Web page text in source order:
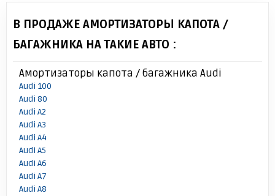
В ПРОДАЖЕ АМОРТИЗАТОРЫ КАПОТА /
БАГАЖНИКА НА ТАКИЕ АВТО :
Амортизаторы капота / багажника Audi
Audi 100
Audi 80
Audi A2
Audi A3
Audi A4
Audi A5
Audi A6
Audi A7
Audi A8